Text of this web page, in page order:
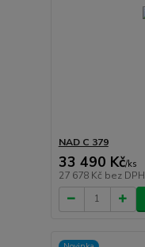
NAD C 379
33 490 Kč/ks
27 678 Kč bez DPH